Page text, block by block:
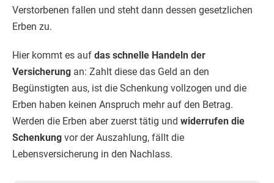
Verstorbenen fallen und steht dann dessen gesetzlichen
Erben zu.
Hier kommt es auf das schnelle Handeln der
Versicherung an: Zahlt diese das Geld an den
Begünstigten aus, ist die Schenkung vollzogen und die
Erben haben keinen Anspruch mehr auf den Betrag.
Werden die Erben aber zuerst tätig und widerrufen die
Schenkung vor der Auszahlung, fällt die
Lebensversicherung in den Nachlass.